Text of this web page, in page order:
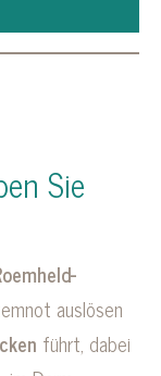
Sie
auslösen
führt, dabei